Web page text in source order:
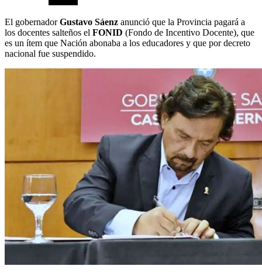
El gobernadorGustavo Sáenz anunció que la Provincia pagará a
los docentes salteños el FONID (Fondo de Incentivo Docente), que
es un ítem que Nación abonaba a los educadores y que por decreto
nacional fue suspendido.